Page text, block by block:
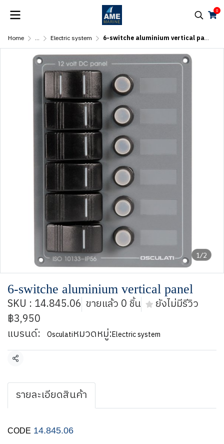
0
Home ... Electric system 6-switche aluminium vertical panel
1/2
6-switche aluminium vertical panel
SKU : 14.845.06 ขายแล้ว 0 ชิ้น
ยังไม่มีรีวิว
฿3,950
แบรนด์:
Osculatiหมวดหมู่:Electric system
แชร์
รายละเอียดสินค้า
CODE 14.845.06